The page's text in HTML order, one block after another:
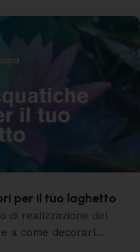
per il tuo laghetto
di realizzazione del
a come decorarl...